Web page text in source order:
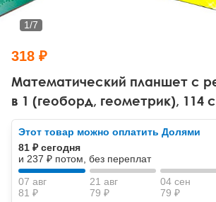
Тревожные расстройства, панические
Психодрама
Другие направления психотерапии
Классический, эриксоновский гипноз
НЛП
Психология труда и эргономика
Социальная психология
Социальная и организационная
Классический и юнгианский
Математический планшет с
в 1 (геоборд, геометрик), 114
1/7
318 ₽
Этот товар можно оплатить Долями
81 ₽ сегодня
и 237 ₽ потом, без переплат
07 авг
81 ₽
21 авг
79 ₽
04 сен
79 ₽